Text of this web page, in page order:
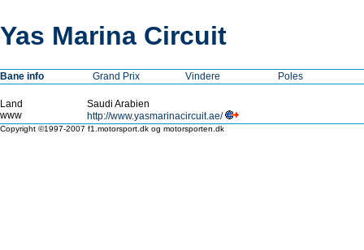
Yas Marina Circuit
Bane info Grand Prix Vindere Poles
Land
Saudi Arabien
www
http://www.yasmarinacircuit.ae/
Copyright ©1997-2007 f1.motorsport.dk og motorsporten.dk